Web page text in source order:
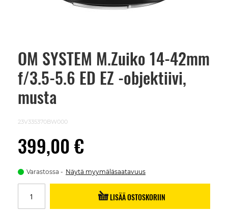
OM SYSTEM M.Zuiko 14-42mm
f/3.5-5.6 ED EZ -objektiivi,
musta
23V335370BW000
399,00 €
Varastossa Näytä myymäläsaatavuus
LISÄÄ OSTOSKORIIN
Skip
beginning
images